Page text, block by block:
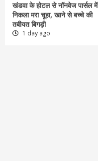
खंडवा के होटल से नॉनवेज पार्सल में
निकला मरा चूहा, खाने से बच्चे की
तबीयत बिगड़ी
1 day ago